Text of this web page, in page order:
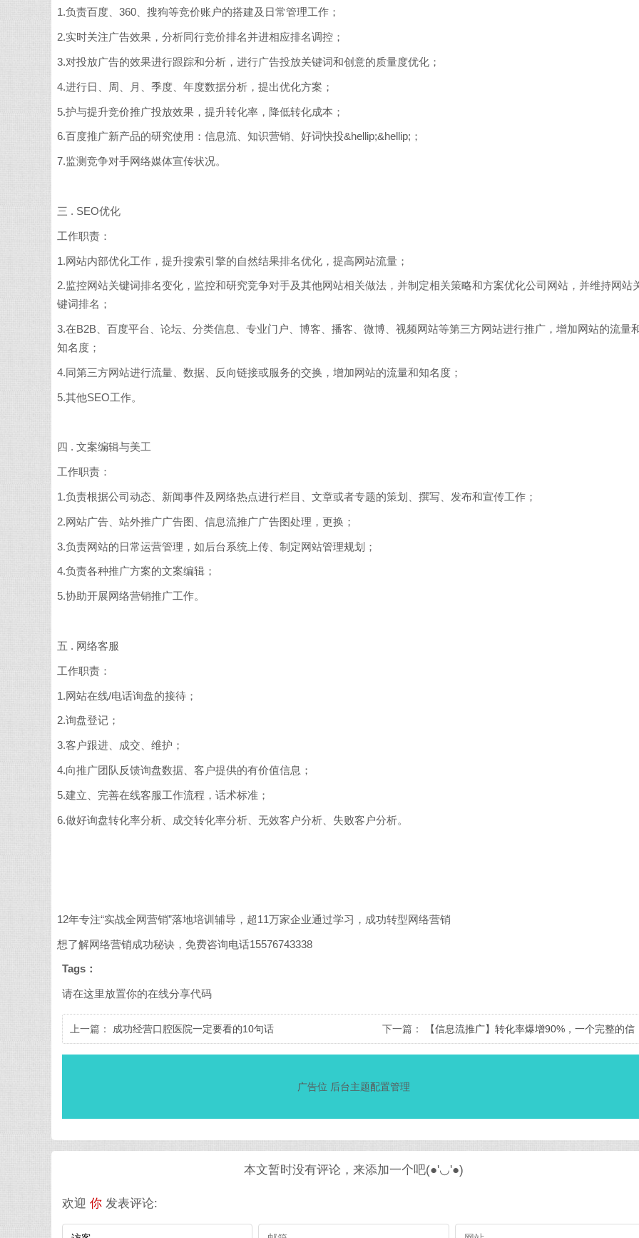
1.负责百度、360、搜狗等竞价账户的搭建及日常管理工作；
2.实时关注广告效果，分析同行竞价排名并进相应排名调控；
3.对投放广告的效果进行跟踪和分析，进行广告投放关键词和创意的质量度优化；
4.进行日、周、月、季度、年度数据分析，提出优化方案；
5.护与提升竞价推广投放效果，提升转化率，降低转化成本；
6.百度推广新产品的研究使用：信息流、知识营销、好词快投&hellip;&hellip;；
7.监测竞争对手网络媒体宣传状况。
三 . SEO优化
工作职责：
1.网站内部优化工作，提升搜索引擎的自然结果排名优化，提高网站流量；
2.监控网站关键词排名变化，监控和研究竞争对手及其他网站相关做法，并制定相关策略和方案优化公司网站，并维持网站
键词排名；
3.在B2B、百度平台、论坛、分类信息、专业门户、博客、播客、微博、视频网站等第三方网站进行推广，增加网站的流量
知名度；
4.同第三方网站进行流量、数据、反向链接或服务的交换，增加网站的流量和知名度；
5.其他SEO工作。
四 . 文案编辑与美工
工作职责：
1.负责根据公司动态、新闻事件及网络热点进行栏目、文章或者专题的策划、撰写、发布和宣传工作；
2.网站广告、站外推广广告图、信息流推广广告图处理，更换；
3.负责网站的日常运营管理，如后台系统上传、制定网站管理规划；
4.负责各种推广方案的文案编辑；
5.协助开展网络营销推广工作。
五 . 网络客服
工作职责：
1.网站在线/电话询盘的接待；
2.询盘登记；
3.客户跟进、成交、维护；
4.向推广团队反馈询盘数据、客户提供的有价值信息；
5.建立、完善在线客服工作流程，话术标准；
6.做好询盘转化率分析、成交转化率分析、无效客户分析、失败客户分析。
12年专注“实战全网营销”落地培训辅导，超11万家企业通过学习，成功转型网络营销
想了解网络营销成功秘诀，免费咨询电话15576743338
Tags：
请在这里放置你的在线分享代码
上一篇： 成功经营口腔医院一定要看的10句话 下一篇： 【信息流推广】转化率爆增90%，一个完整的信
息流广告的投放方案.
广告位 后台主题配置管理
本文暂时没有评论，来添加一个吧(●'◡'●)
欢迎 你 发表评论: